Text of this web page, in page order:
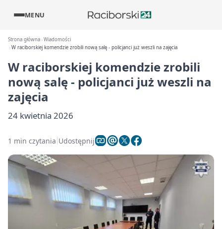
MENU
Strona główna Wiadomości
W raciborskiej komendzie zrobili nową salę - policjanci już weszli na zajęcia
W raciborskiej komendzie zrobili
nową salę - policjanci już weszli na
zajęcia
24 kwietnia 2026
1 min czytania Udostępnij